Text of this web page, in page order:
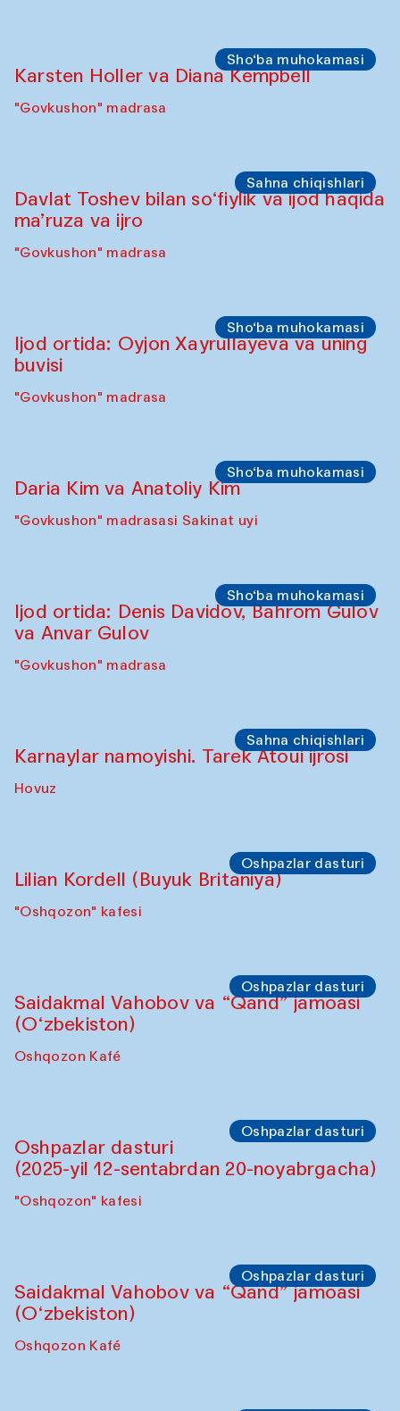
Sho‘ba muhokamasi
Karsten Holler va Diana Kempbell
"Govkushon" madrasa
Sahna chiqishlari
Davlat Toshev bilan so‘fiylik va ijod haqida
ma’ruza va ijro
"Govkushon" madrasa
Sho‘ba muhokamasi
Ijod ortida: Oyjon Xayrullayeva va uning
buvisi
"Govkushon" madrasa
Sho‘ba muhokamasi
Daria Kim va Anatoliy Kim
"Govkushon" madrasasi Sakinat uyi
Sho‘ba muhokamasi
Ijod ortida: Denis Davidov, Bahrom Gulov
va Anvar Gulov
"Govkushon" madrasa
Sahna chiqishlari
Karnaylar namoyishi. Tarek Atoui ijrosi
Hovuz
Oshpazlar dasturi
Lilian Kordell (Buyuk Britaniya)
"Oshqozon" kafesi
Oshpazlar dasturi
Saidakmal Vahobov va “Qand” jamoasi
(O‘zbekiston)
Oshqozon Kafé
Oshpazlar dasturi
Oshpazlar dasturi
(2025-yil 12-sentabrdan 20-noyabrgacha)
"Oshqozon" kafesi
Oshpazlar dasturi
Saidakmal Vahobov va “Qand” jamoasi
(O‘zbekiston)
Oshqozon Kafé